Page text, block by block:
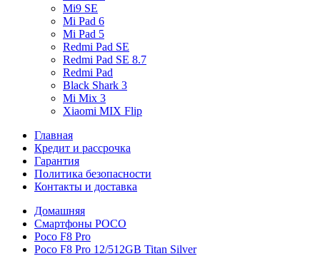
Mi9 SE
Mi Pad 6
Mi Pad 5
Redmi Pad SE
Redmi Pad SE 8.7
Redmi Pad
Black Shark 3
Mi Mix 3
Xiaomi MIX Flip
Главная
Кредит и рассрочка
Гарантия
Политика безопасности
Контакты и доставка
Домашняя
Смартфоны POCO
Poco F8 Pro
Poco F8 Pro 12/512GB Titan Silver